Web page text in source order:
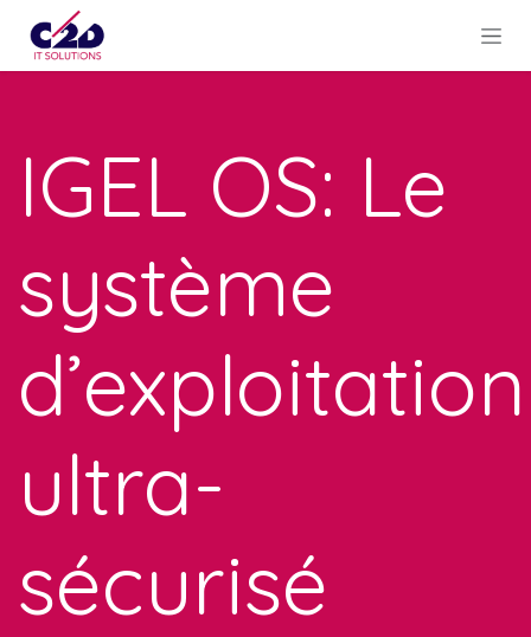
Se rendre au contenu
IGEL OS: Le
système
d’exploitation
ultra-
sécurisé